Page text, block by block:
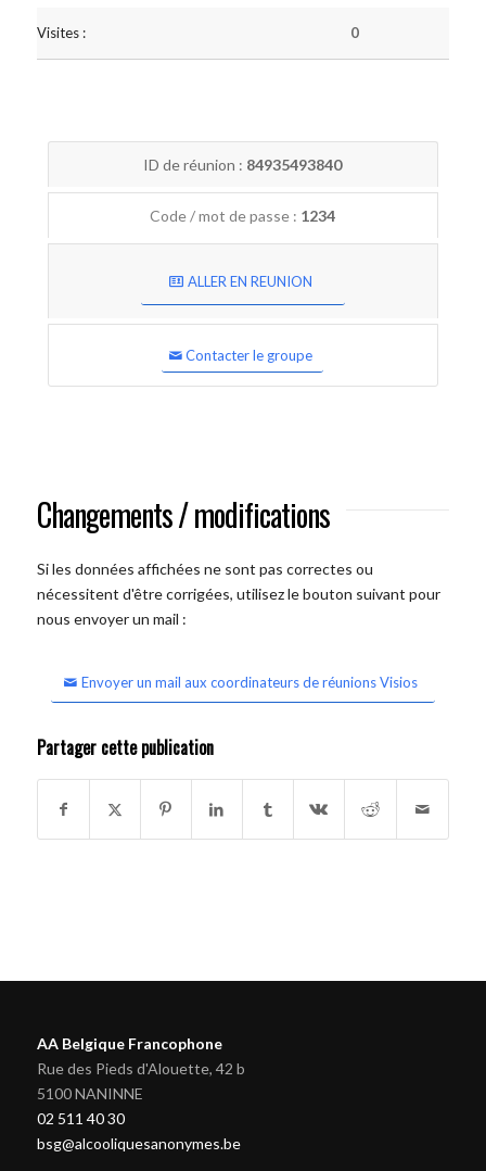
Visites : 0
ID de réunion : 84935493840
Code / mot de passe : 1234
ALLER EN REUNION
Contacter le groupe
Changements / modifications
Si les données affichées ne sont pas correctes ou
nécessitent d'être corrigées, utilisez le bouton suivant pour
nous envoyer un mail :
Envoyer un mail aux coordinateurs de réunions Visios
Partager cette publication
AA Belgique Francophone
Rue des Pieds d'Alouette, 42 b
5100 NANINNE
02 511 40 30
bsg@alcooliquesanonymes.be